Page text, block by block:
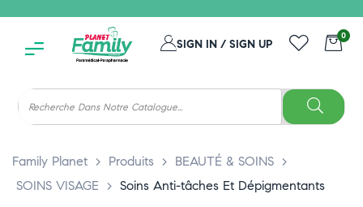
SIGN IN / SIGN UP
0
Family Planet > Produits > BEAUTÉ & SOINS >
SOINS VISAGE
> Soins Anti-tâches Et Dépigmentants